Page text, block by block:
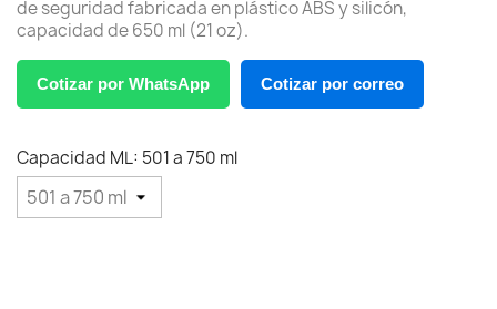
de seguridad fabricada en plástico ABS y silicón,
capacidad de 650 ml (21 oz).
Cotizar por WhatsApp Cotizar por correo
Capacidad ML: 501 a 750 ml